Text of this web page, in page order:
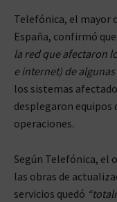
Telefónica, el mayor
España, confirmó
la red que afectaron
e internet) de
los sistemas
desplegaron equipos
operaciones.
Según Telefónica, el
las obras de
servicios quedó